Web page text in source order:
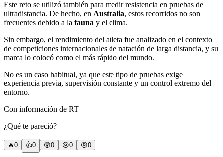
Este reto se utilizó también para medir resistencia en pruebas de
ultradistancia. De hecho, en Australia, estos recorridos no son
frecuentes debido a la fauna y el clima.
Sin embargo, el rendimiento del atleta fue analizado en el contexto
de competiciones internacionales de natación de larga distancia, y su
marca lo colocó como el más rápido del mundo.
No es un caso habitual, ya que este tipo de pruebas exige
experiencia previa, supervisión constante y un control extremo del
entorno.
Con información de RT
¿Qué te pareció?
🔥0 👍0 😲0 😢0 😠0